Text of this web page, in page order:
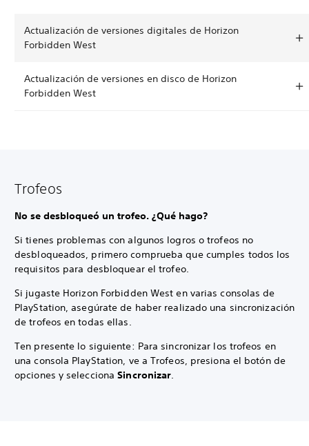
Actualización de versiones digitales de Horizon
Forbidden West
Actualización de versiones en disco de Horizon
Forbidden West
Trofeos
No se desbloqueó un trofeo. ¿Qué hago?
Si tienes problemas con algunos logros o trofeos no
desbloqueados, primero comprueba que cumples todos los
requisitos para desbloquear el trofeo.
Si jugaste Horizon Forbidden West en varias consolas de
PlayStation, asegúrate de haber realizado una sincronización
de trofeos en todas ellas.
Ten presente lo siguiente: Para sincronizar los trofeos en
una consola PlayStation, ve a Trofeos, presiona el botón de
opciones y seleccionaSincronizar.